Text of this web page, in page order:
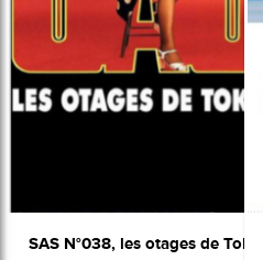
SAS N°038, les otages de